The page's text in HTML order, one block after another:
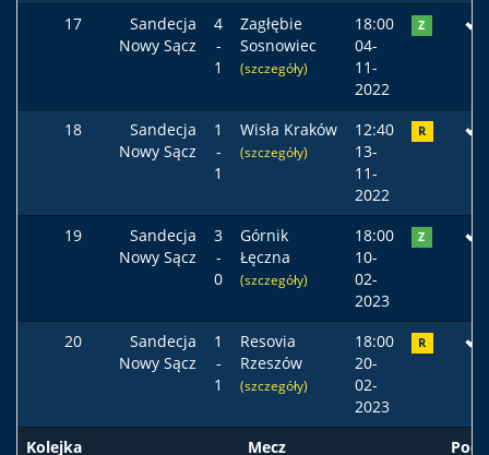
17
Sandecja
Nowy Sącz
4
-
1
Zagłębie
Sosnowiec
(szczegóły)
18:00
04-
11-
2022
Z
18
Sandecja
Nowy Sącz
1
-
1
Wisła Kraków
(szczegóły)
12:40
13-
11-
2022
R
19
Sandecja
Nowy Sącz
3
-
0
Górnik
Łęczna
(szczegóły)
18:00
10-
02-
2023
Z
20
Sandecja
Nowy Sącz
1
-
1
Resovia
Rzeszów
(szczegóły)
18:00
20-
02-
2023
R
Kolejka Mecz